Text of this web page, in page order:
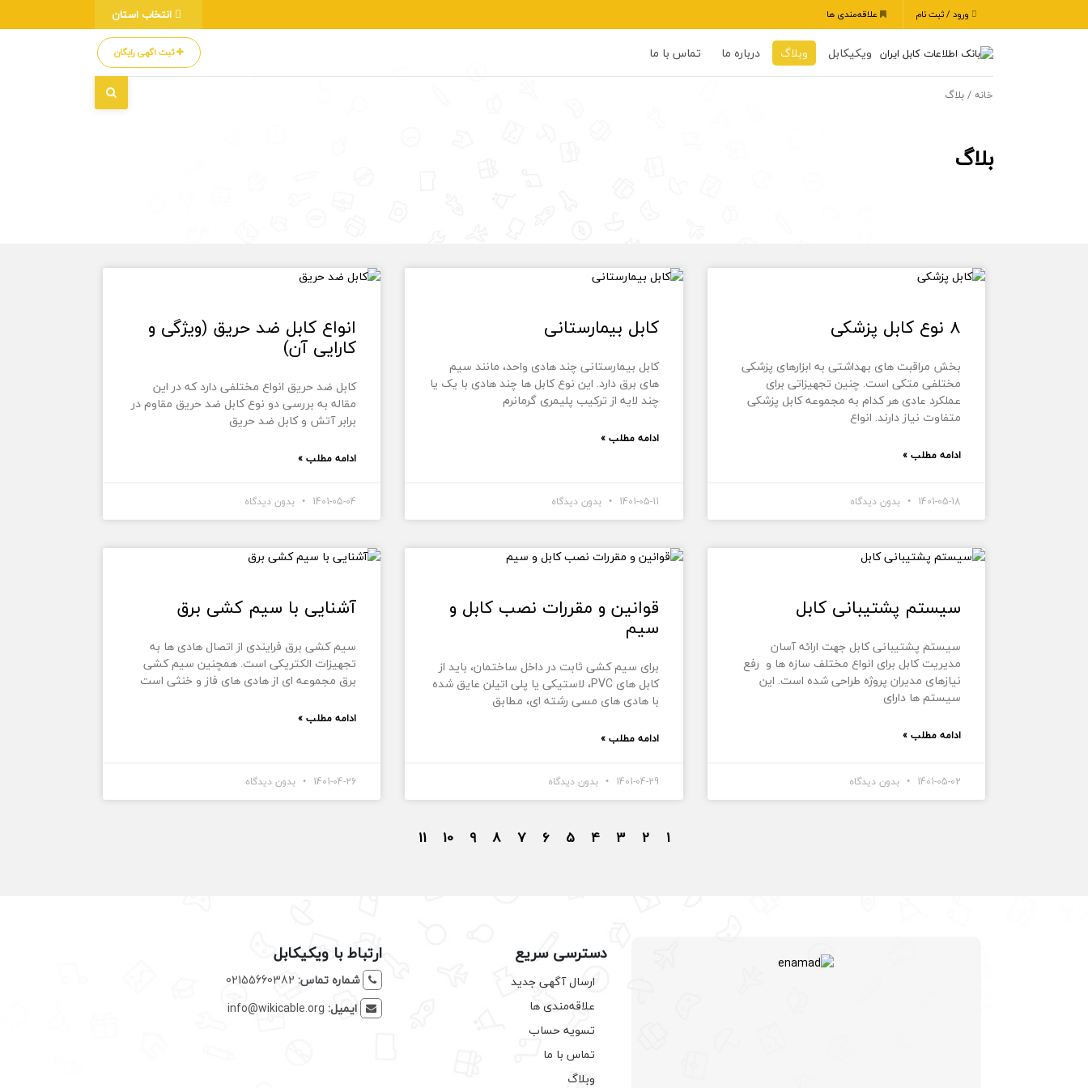
ورود / ثبت نام علاقه‌مندی ها
ویکیکابل وبلاگ درباره ما تماس با ما ثبت اگهی رایگان
خانه / بلاگ
بلاگ
8 نوع کابل پزشکی
بخش مراقبت های بهداشتی به ابزارهای پزشکی
مختلفی متکی است. چنین تجهیزاتی برای
عملکرد عادی هر کدام به مجموعه کابل پزشکی
متفاوت نیاز دارند. انواع
ادامه مطلب »
1401-05-18 بدون دیدگاه
کابل بیمارستانی
کابل بیمارستانی چند هادی واحد، مانند سیم
های برق دارد. این نوع کابل ها چند هادی با یک یا
چند لایه از ترکیب پلیمری گرمانرم
ادامه مطلب »
1401-05-11 بدون دیدگاه
انواع کابل ضد حریق (ویژگی و
کارایی آن)
کابل ضد حریق انواع مختلفی دارد که در این
مقاله به بررسی دو نوع کابل ضد حریق مقاوم در
برابر آتش و کابل ضد حریق
ادامه مطلب »
1401-05-04 بدون دیدگاه
سیستم پشتیبانی کابل
سیستم پشتیبانی کابل جهت ارائه آسان
مدیریت کابل برای انواع مختلف سازه ها و رفع
نیازهای مدیران پروژه طراحی شده است. این
سیستم ها دارای
ادامه مطلب »
1401-05-02 بدون دیدگاه
قوانین و مقررات نصب کابل و
سیم
برای سیم کشی ثابت در داخل ساختمان، باید از
کابل های PVC، لاستیکی یا پلی اتیلن عایق شده
با هادی های مسی رشته ای، مطابق
ادامه مطلب »
1401-04-29 بدون دیدگاه
آشنایی با سیم کشی برق
سیم کشی برق فرایندی از اتصال هادی ها به
تجهیزات الکتریکی است. همچنین سیم کشی
برق مجموعه ای از هادی های فاز و خنثی است
ادامه مطلب »
1401-04-26 بدون دیدگاه
1
2
3
4
5
6
7
8
9
10
11
دسترسی سریع
ارسال آگهی جدید
علاقه‌مندی ها
تسویه حساب
تماس با ما
وبلاگ
ارتباط با ویکیکابل
شماره تماس: 02155660382
ایمیل: info@wikicable.org